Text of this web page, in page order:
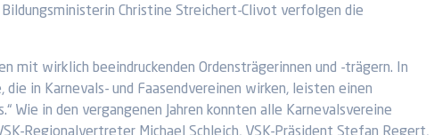
Christine Streichert-Clivot verfolgen die
mit wirklich beeindruckenden Ordensträgerinnen und -trägern. In
in Karnevals- und Faasendvereinen wirken, leisten einen
Wie in den vergangenen Jahren konnten alle Karnevalsvereine